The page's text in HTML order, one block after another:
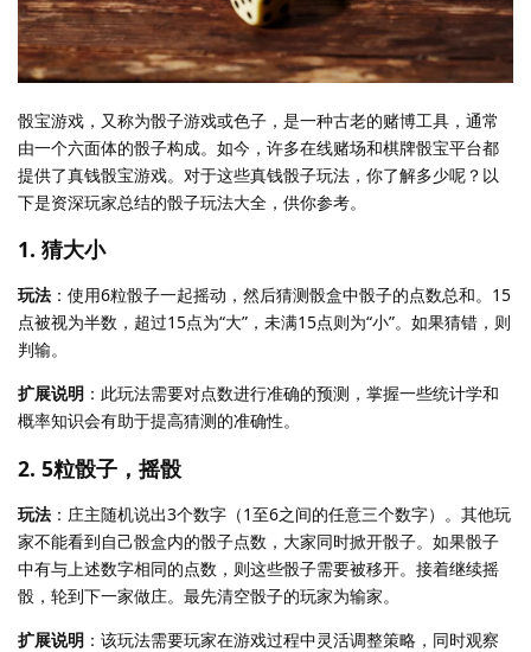
骰宝游戏，又称为骰子游戏或色子，是一种古老的赌博工具，通常
由一个六面体的骰子构成。如今，许多在线赌场和棋牌骰宝平台都
提供了真钱骰宝游戏。对于这些真钱骰子玩法，你了解多少呢？以
下是资深玩家总结的骰子玩法大全，供你参考。
1. 猜大小
玩法 ：使用6粒骰子一起摇动，然后猜测骰盒中骰子的点数总和。15
点被视为半数，超过15点为“大”，未满15点则为“小”。如果猜错，则
判输。
扩展说明 ：此玩法需要对点数进行准确的预测，掌握一些统计学和
概率知识会有助于提高猜测的准确性。
2. 5粒骰子，摇骰
玩法 ：庄主随机说出3个数字（1至6之间的任意三个数字）。其他玩
家不能看到自己骰盒内的骰子点数，大家同时掀开骰子。如果骰子
中有与上述数字相同的点数，则这些骰子需要被移开。接着继续摇
骰，轮到下一家做庄。最先清空骰子的玩家为输家。
扩展说明 ：该玩法需要玩家在游戏过程中灵活调整策略，同时观察